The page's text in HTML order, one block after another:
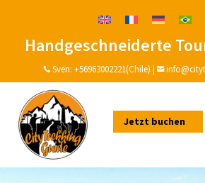
Handgeschneiderte
Sven: +56963002221(Chile) | 
Jetzt buchen